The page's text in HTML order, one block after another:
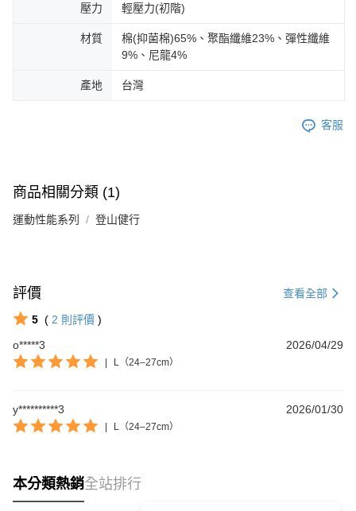
壓力 輕壓力(初階)
材質
棉(抑菌棉)65%、聚酯纖維23%、彈性纖維
9%、尼龍4%
產地 台灣
客服
商品相關分類 (1)
運動性能系列 登山健行
評價 查看全部
5 ( 2 則評價 )
o*****3
2026/04/29
| L（24–27cm）
y**********3 2026/01/30
| L（24–27cm）
本分類熱銷全站排行